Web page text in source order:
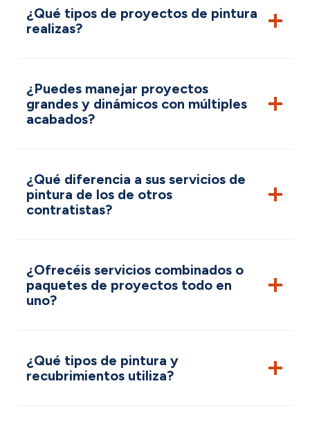
¿Qué tipos de proyectos de pintura
realizas?
¿Puedes manejar proyectos
grandes y dinámicos con múltiples
acabados?
¿Qué diferencia a sus servicios de
pintura de los de otros
contratistas?
¿Ofrecéis servicios combinados o
paquetes de proyectos todo en
uno?
¿Qué tipos de pintura y
recubrimientos utiliza?